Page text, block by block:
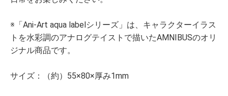
※「Ani-Art aqua labelシリーズ」は、キャラクターイラス
トを水彩調のアナログテイストで描いたAMNIBUSのオリ
ジナル商品です。
サイズ：（約）55×80×厚み1mm